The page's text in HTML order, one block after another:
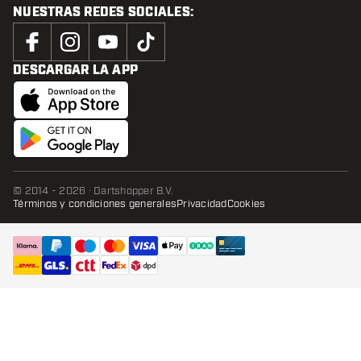
NUESTRAS REDES SOCIALES:
DESCARGAR LA APP
© 2014 - 2026 · Dartshopper B.V.
Términos y condiciones generalesPrivacidadCookies